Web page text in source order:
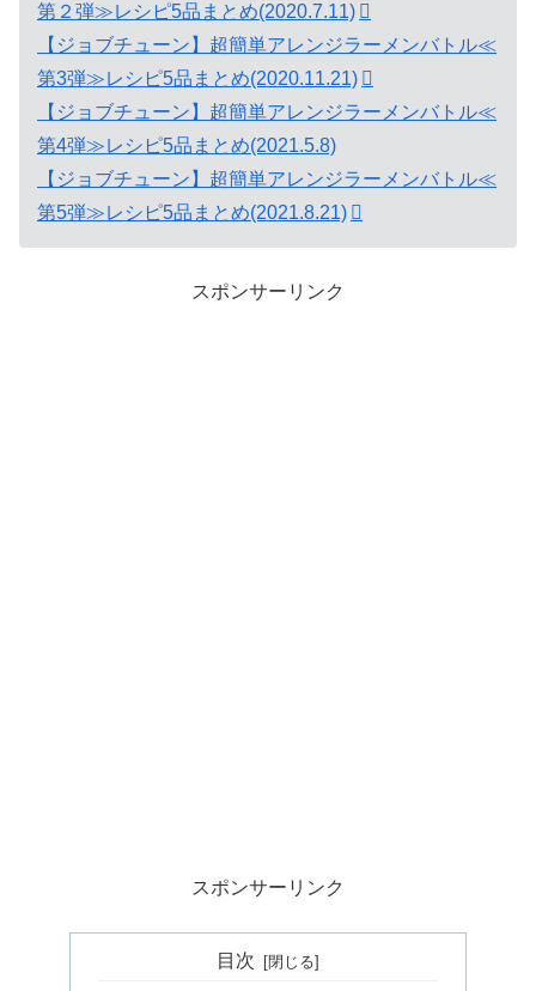
第２弾≫レシピ5品まとめ(2020.7.11)
【ジョブチューン】超簡単アレンジラーメンバトル≪
第3弾≫レシピ5品まとめ(2020.11.21)
【ジョブチューン】超簡単アレンジラーメンバトル≪
第4弾≫レシピ5品まとめ(2021.5.8)
【ジョブチューン】超簡単アレンジラーメンバトル≪
第5弾≫レシピ5品まとめ(2021.8.21)
スポンサーリンク
スポンサーリンク
目次